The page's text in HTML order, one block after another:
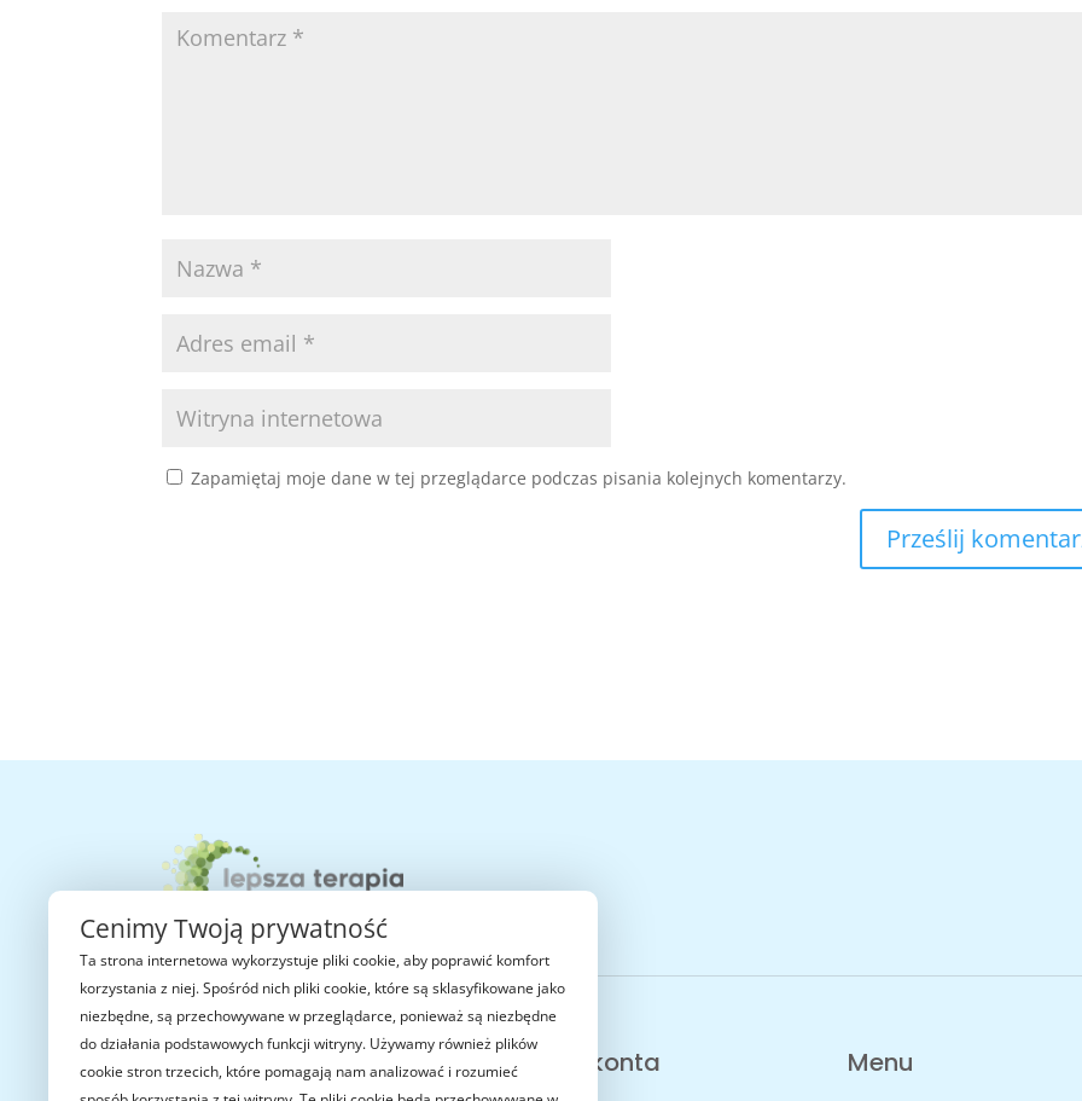
Zapamiętaj moje dane w tej przeglądarce podczas pisania kolejnych komentarzy.
Dane Fundacji Numer konta Menu
Cenimy Twoją prywatność
Ta strona internetowa wykorzystuje pliki cookie, aby poprawić komfort
korzystania z niej. Spośród nich pliki cookie, które są sklasyfikowane jako
niezbędne, są przechowywane w przeglądarce, ponieważ są niezbędne
do działania podstawowych funkcji witryny. Używamy również plików
cookie stron trzecich, które pomagają nam analizować i rozumieć